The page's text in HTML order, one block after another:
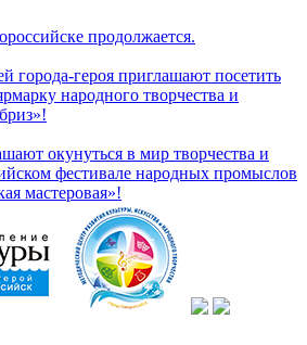
продолжается.
города-героя приглашают посетить
народного творчества и
окунуться в мир творчества и
фестивале народных промыслов
мастеровая»!